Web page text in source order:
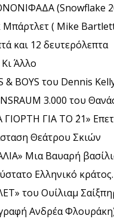
(Snowflake
Μπάρτλετ ( Mike
και 12 δευτερόλεπτα
Άλλο
& BOYS του Dennis
3.000 του
ΓΙΟΡΤΗ ΓΙΑ ΤΟ ΄21»
Θεάτρου Σκιών
Μια Βαυαρή
Ελληνικό κράτος.
του Ουίλιαμ
Ανδρέα